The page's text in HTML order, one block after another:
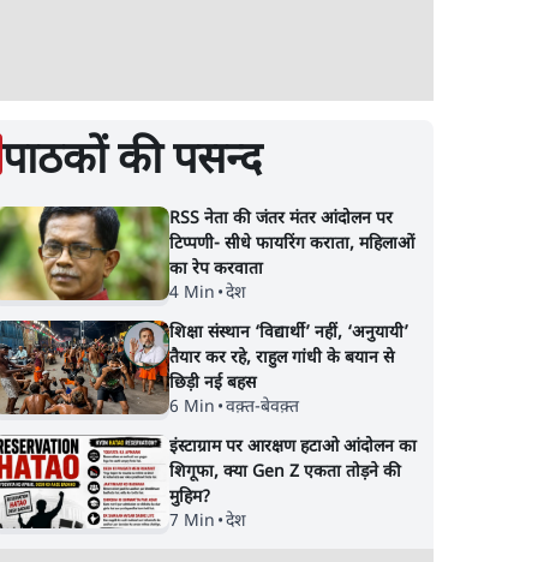
पाठकों की पसन्द
RSS नेता की जंतर मंतर आंदोलन पर
टिप्पणी- सीधे फायरिंग कराता, महिलाओं
का रेप करवाता
4 Min •देश
शिक्षा संस्थान ‘विद्यार्थी’ नहीं, ‘अनुयायी’
तैयार कर रहे, राहुल गांधी के बयान से
छिड़ी नई बहस
6 Min •वक़्त-बेवक़्त
इंस्टाग्राम पर आरक्षण हटाओ आंदोलन का
शिगूफा, क्या Gen Z एकता तोड़ने की
मुहिम?
7 Min •देश